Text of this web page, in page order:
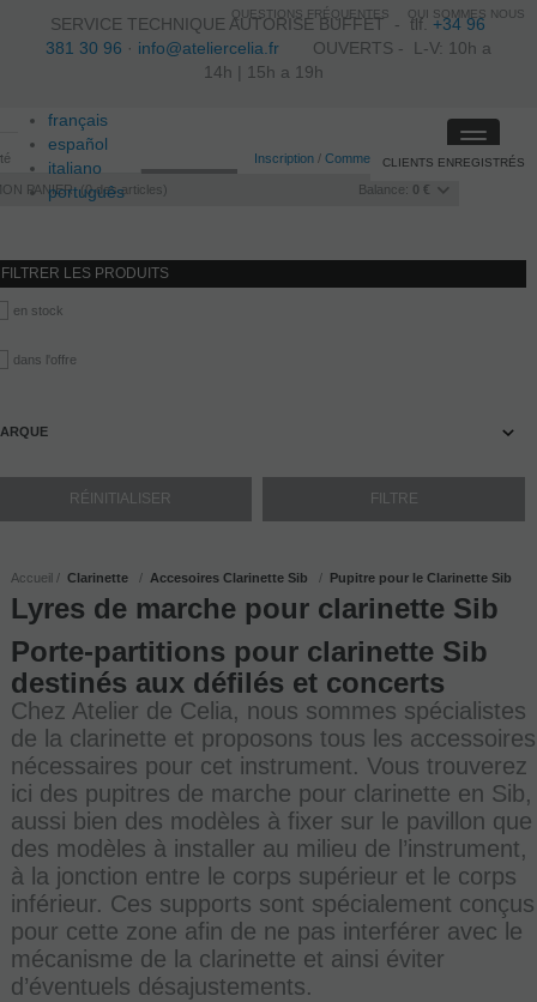
SERVICE TECHNIQUE AUTORISE BUFFET - tlf. +34 96
381 30 96 · info@ateliercelia.frOUVERTS - L-V: 10h a
14h | 15h a 19h
français
español
italiano
português
Inscription / Commencer la session
PANIER 0des articles Balance: 0 €
CLIENTS ENREGISTRÉS
Toggle
FILTRER LES PRODUITS
en stock
dans l'offre
Accueil Clarinette Accesoires Clarinette Sib Pupitre pour le Clarinette Sib
Lyres de marche pour clarinette Sib
Porte-partitions pour clarinette Sib
destinés aux défilés et concerts
Chez Atelier de Celia, nous sommes spécialistes
de la clarinette et proposons tous les accessoires
nécessaires pour cet instrument. Vous trouverez
ici des pupitres de marche pour clarinette en Sib,
aussi bien des modèles à fixer sur le pavillon que
des modèles à installer au milieu de l’instrument,
à la jonction entre le corps supérieur et le corps
inférieur. Ces supports sont spécialement conçus
pour cette zone afin de ne pas interférer avec le
mécanisme de la clarinette et ainsi éviter
d’éventuels désajustements.
QUESTIONS FRÉQUENTES QUI SOMMES NOUS